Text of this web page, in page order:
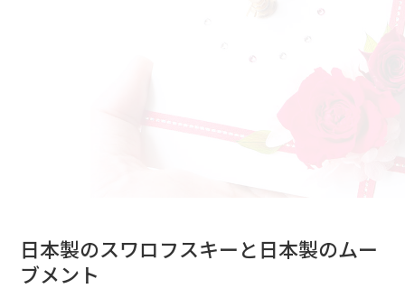
日本製のスワロフスキーと日本製のムー
ブメント